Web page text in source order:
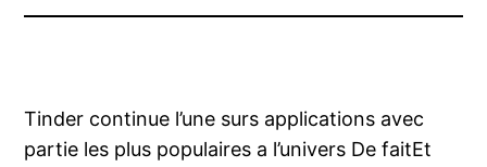
Tinder continue l’une surs applications avec
partie les plus populaires a l’univers De faitEt